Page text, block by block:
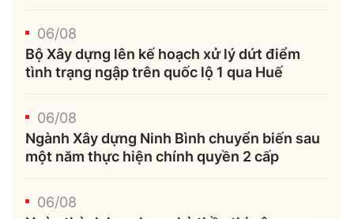
06/08
Bộ Xây dựng lên kế hoạch xử lý dứt điểm
tình trạng ngập trên quốc lộ 1 qua Huế
06/08
Ngành Xây dựng Ninh Bình chuyển biến sau
một năm thực hiện chính quyền 2 cấp
06/08